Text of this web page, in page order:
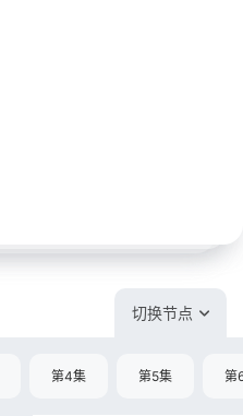
切换节点
第4集 第5集 第